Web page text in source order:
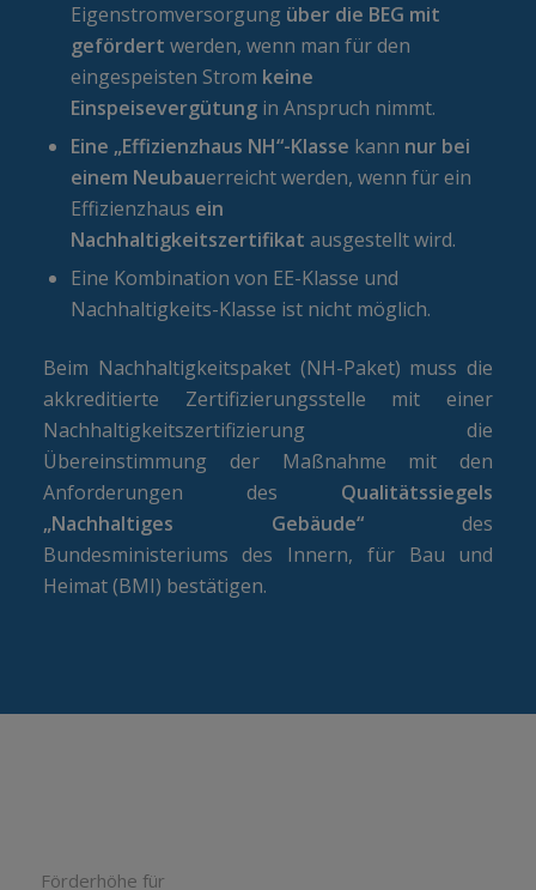
Eigenstromversorgung über die BEG mit
gefördert werden, wenn man für den
eingespeisten Strom keine
Einspeisevergütungin Anspruch nimmt.
Eine „Effizienzhaus NH“-Klasse kann nur bei
einem Neubauerreicht werden, wenn für ein
Effizienzhaus ein
Nachhaltigkeitszertifikat ausgestellt wird.
Eine Kombination von EE-Klasse und
Nachhaltigkeits-Klasse ist nicht möglich.
Beim Nachhaltigkeitspaket (NH-Paket) muss die
akkreditierte Zertifizierungsstelle mit einer
Nachhaltigkeitszertifizierung die
Übereinstimmung der Maßnahme mit den
Anforderungen des Qualitätssiegels
„Nachhaltiges Gebäude“ des
Bundesministeriums des Innern, für Bau und
Heimat (BMI) bestätigen.
Förderhöhe für